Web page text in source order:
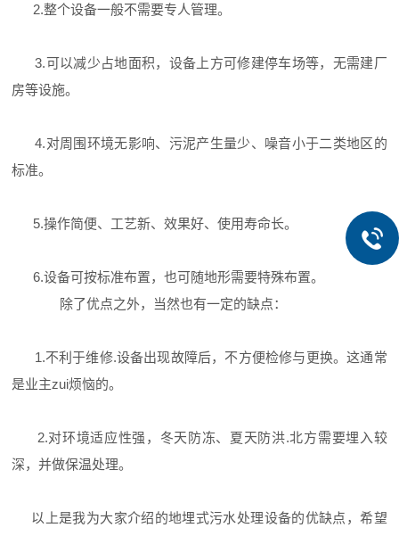
2.整个设备一般不需要专人管理。
3.可以减少占地面积，设备上方可修建停车场等，无需建厂
房等设施。
4.对周围环境无影响、污泥产生量少、噪音小于二类地区的
标准。
5.操作简便、工艺新、效果好、使用寿命长。
6.设备可按标准布置，也可随地形需要特殊布置。
除了优点之外，当然也有一定的缺点：
1.不利于维修.设备出现故障后，不方便检修与更换。这通常
是业主zui烦恼的。
2.对环境适应性强，冬天防冻、夏天防洪.北方需要埋入较
深，并做保温处理。
以上是我为大家介绍的地埋式污水处理设备的优缺点，希望